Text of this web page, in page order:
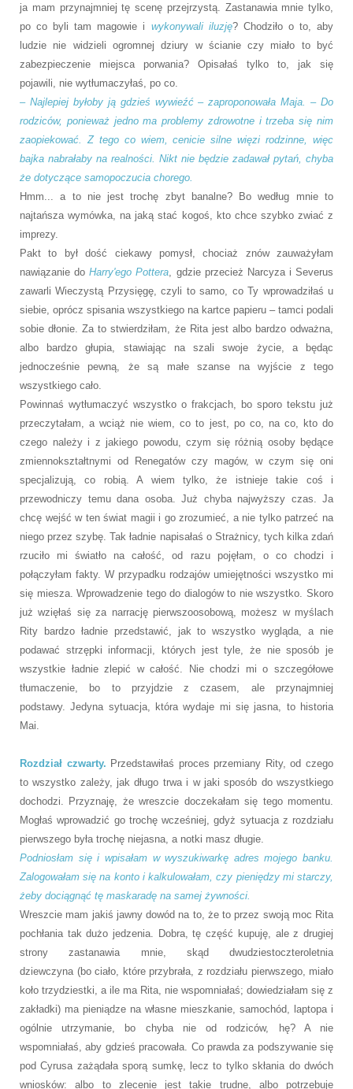
ja mam przynajmniej tę scenę przejrzystą. Zastanawia mnie tylko,
po co byli tam magowie i wykonywali iluzję? Chodziło o to, aby
ludzie nie widzieli ogromnej dziury w ścianie czy miało to być
zabezpieczenie miejsca porwania? Opisałaś tylko to, jak się
pojawili, nie wytłumaczyłaś, po co.
– Najlepiej byłoby ją gdzieś wywieźć – zaproponowała Maja. – Do
rodziców, ponieważ jedno ma problemy zdrowotne i trzeba się nim
zaopiekować. Z tego co wiem, cenicie silne więzi rodzinne, więc
bajka nabrałaby na realności. Nikt nie będzie zadawał pytań, chyba
że dotyczące samopoczucia chorego.
Hmm... a to nie jest trochę zbyt banalne? Bo według mnie to
najtańsza wymówka, na jaką stać kogoś, kto chce szybko zwiać z
imprezy.
Pakt to był dość ciekawy pomysł, chociaż znów zauważyłam
nawiązanie doHarry'ego Pottera , gdzie przecież Narcyza i Severus
zawarli Wieczystą Przysięgę, czyli to samo, co Ty wprowadziłaś u
siebie, oprócz spisania wszystkiego na kartce papieru – tamci podali
sobie dłonie. Za to stwierdziłam, że Rita jest albo bardzo odważna,
albo bardzo głupia, stawiając na szali swoje życie, a będąc
jednocześnie pewną, że są małe szanse na wyjście z tego
wszystkiego cało.
Powinnaś wytłumaczyć wszystko o frakcjach, bo sporo tekstu już
przeczytałam, a wciąż nie wiem, co to jest, po co, na co, kto do
czego należy i z jakiego powodu, czym się różnią osoby będące
zmiennokształtnymi od Renegatów czy magów, w czym się oni
specjalizują, co robią. A wiem tylko, że istnieje takie coś i
przewodniczy temu dana osoba. Już chyba najwyższy czas. Ja
chcę wejść w ten świat magii i go zrozumieć, a nie tylko patrzeć na
niego przez szybę. Tak ładnie napisałaś o Strażnicy, tych kilka zdań
rzuciło mi światło na całość, od razu pojęłam, o co chodzi i
połączyłam fakty. W przypadku rodzajów umiejętności wszystko mi
się miesza. Wprowadzenie tego do dialogów to nie wszystko. Skoro
już wzięłaś się za narrację pierwszoosobową, możesz w myślach
Rity bardzo ładnie przedstawić, jak to wszystko wygląda, a nie
podawać strzępki informacji, których jest tyle, że nie sposób je
wszystkie ładnie zlepić w całość. Nie chodzi mi o szczegółowe
tłumaczenie, bo to przyjdzie z czasem, ale przynajmniej
podstawy. Jedyna sytuacja, która wydaje mi się jasna, to historia
Mai.
Rozdział czwarty. Przedstawiłaś proces przemiany Rity, od czego
to wszystko zależy, jak długo trwa i w jaki sposób do wszystkiego
dochodzi. Przyznaję, że wreszcie doczekałam się tego momentu.
Mogłaś wprowadzić go trochę wcześniej, gdyż sytuacja z rozdziału
pierwszego była trochę niejasna, a notki masz długie.
Podniosłam się i wpisałam w wyszukiwarkę adres mojego banku.
Zalogowałam się na konto i kalkulowałam, czy pieniędzy mi starczy,
żeby dociągnąć tę maskaradę na samej żywności.
Wreszcie mam jakiś jawny dowód na to, że to przez swoją moc Rita
pochłania tak dużo jedzenia. Dobra, tę część kupuję, ale z drugiej
strony zastanawia mnie, skąd dwudziestoczteroletnia
dziewczyna (bo ciało, które przybrała, z rozdziału pierwszego, miało
koło trzydziestki, a ile ma Rita, nie wspomniałaś; dowiedziałam się z
zakładki) ma pieniądze na własne mieszkanie, samochód, laptopa i
ogólnie utrzymanie, bo chyba nie od rodziców, hę? A nie
wspomniałaś, aby gdzieś pracowała. Co prawda za podszywanie się
pod Cyrusa zażądała sporą sumkę, lecz to tylko skłania do dwóch
wniosków: albo to zlecenie jest takie trudne, albo potrzebuje